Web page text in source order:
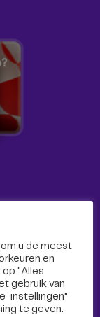
ook via social
u de meest
en
op "Alles
gebruik van
instellingen"
te geven.